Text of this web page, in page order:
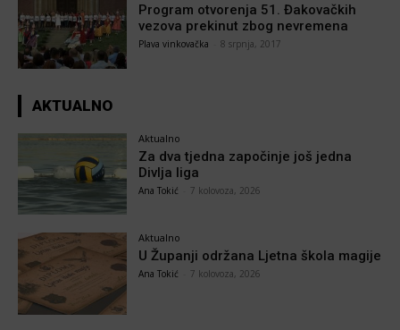
Program otvorenja 51. Đakovačkih
vezova prekinut zbog nevremena
Plava vinkovačka 8 srpnja, 2017
AKTUALNO
Aktualno
Za dva tjedna započinje još jedna
Divlja liga
Ana Tokić 7 kolovoza, 2026
Aktualno
U Županji održana Ljetna škola magije
Ana Tokić 7 kolovoza, 2026